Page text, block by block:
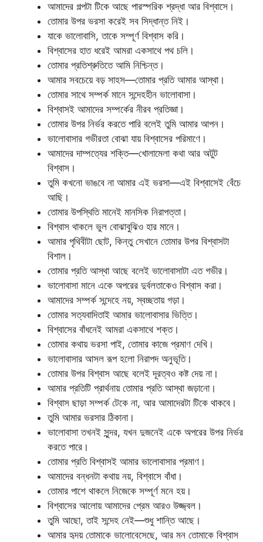
আমাদের গল্পটা টিকে আছে পারস্পরিক শ্রদ্ধা আর বিশ্বাসে।
তোমার উপর ভরসা করেই সব সিদ্ধান্ত নিই।
যাকে ভালোবাসি, তাকে সম্পূর্ণ বিশ্বাস করি।
বিশ্বাসের হাত ধরেই আমরা একসাথে পথ চলি।
তোমার প্রতিশ্রুতিতে আমি নিশ্চিন্ত।
আমার সবচেয়ে বড় সাহস—তোমার প্রতি আমার আস্থা।
তোমার সাথে সম্পর্ক মানে সন্দেহহীন ভালোবাসা।
বিশ্বাসই আমাদের সম্পর্কের নীরব প্রতিজ্ঞা।
তোমার উপর নির্ভর করতে পারি বলেই তুমি আমার আপন।
ভালোবাসার গভীরতা বোঝা যায় বিশ্বাসের পরিমাণে।
আমাদের দাম্পত্যের শক্তি—খোলামেলা কথা আর অটুট
বিশ্বাস।
তুমি কখনো ভাঙবে না আমার এই ভরসা—এই বিশ্বাসেই বেঁচে
আছি।
তোমার উপস্থিতি মানেই মানসিক নিরাপত্তা।
বিশ্বাস থাকলে ভুল বোঝাবুঝিও হার মানে।
আমার পৃথিবীটা ছোট, কিন্তু সেখানে তোমার উপর বিশ্বাসটা
বিশাল।
তোমার প্রতি আস্থা আছে বলেই ভালোবাসাটা এত গভীর।
ভালোবাসা মানে একে অপরের দুর্বলতাকেও বিশ্বাস করা।
আমাদের সম্পর্ক সন্দেহে নয়, স্বচ্ছতায় গড়া।
তোমার সত্যবাদিতাই আমার ভালোবাসার ভিত্তি।
বিশ্বাসের বাঁধনেই আমরা একসাথে শক্ত।
তোমার কথায় ভরসা পাই, তোমার কাজে প্রমাণ দেখি।
ভালোবাসার আসল রূপ হলো নিরাপদ অনুভূতি।
তোমার উপর বিশ্বাস আছে বলেই দূরত্বও কষ্ট দেয় না।
আমার প্রতিটি প্রার্থনায় তোমার প্রতি আস্থা জড়ানো।
বিশ্বাস ছাড়া সম্পর্ক টেকে না, আর আমাদেরটা টিকে থাকবে।
তুমি আমার ভরসার ঠিকানা।
ভালোবাসা তখনই সুন্দর, যখন দুজনেই একে অপরের উপর নির্ভর
করতে পারে।
তোমার প্রতি বিশ্বাসই আমার ভালোবাসার প্রমাণ।
আমাদের বন্ধনটা কথায় নয়, বিশ্বাসে বাঁধা।
তোমার পাশে থাকলে নিজেকে সম্পূর্ণ মনে হয়।
বিশ্বাসের আলোয় আমাদের প্রেম আরও উজ্জ্বল।
তুমি আছো, তাই সন্দেহ নেই—শুধু শান্তি আছে।
আমার হৃদয় তোমাকে ভালোবেসেছে, আর মন তোমাকে বিশ্বাস